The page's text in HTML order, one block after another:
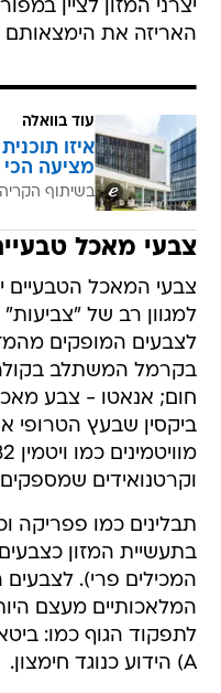
יצרני המזון לציין
האריזה את הימצאותם
עוד בוואלה
איזו
מציעה הכי
בשיתוף
צבעי מאכל
צבעי המאכל הטבעיים
למגוון רב של "צביעות"
לצבעים המופקים
בקרמל המשתלב בקולה,
חום; אנאטו - צבע
ביקסין שבעץ הטרופי
וקרטנואידים
תבלינים כמו פפריקה
בתעשיית המזון
המכילים פרי). לצבעים
המלאכותיים מעצם
לתפקוד הגוף כמו:
A) הידוע כנוגד חימצון.